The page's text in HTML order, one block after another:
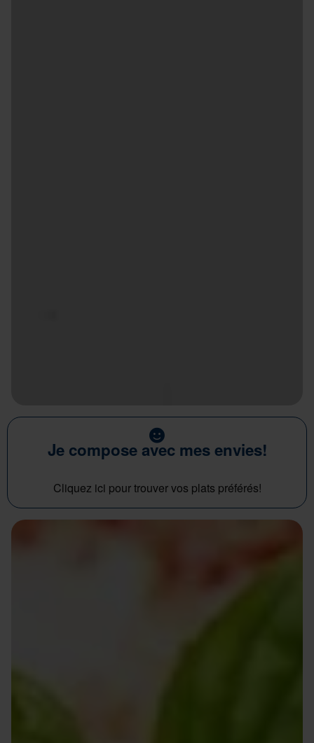
Je compose avec mes envies!
Cliquez ici pour trouver vos plats préférés!